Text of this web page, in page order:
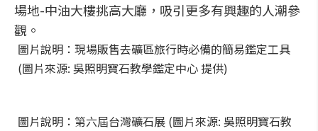
場地-中油大樓挑高大廳，吸引更多有興趣的人潮參
觀。
圖片說明：現場販售去礦區旅行時必備的簡易鑑定工具
(圖片來源: 吳照明寶石教學鑑定中心 提供)
圖片說明：第六屆台灣礦石展 (圖片來源: 吳照明寶石教